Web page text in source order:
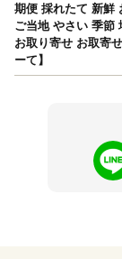
期便 採れたて 新鮮
ご当地 やさい 季節
お取り寄せ お取寄
ーて】